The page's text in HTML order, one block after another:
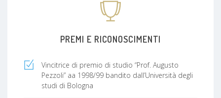
PREMI E RICONOSCIMENTI
Vincitrice di premio di studio “Prof. Augusto
Pezzoli” aa 1998/99 bandito dall’Università degli
studi di Bologna